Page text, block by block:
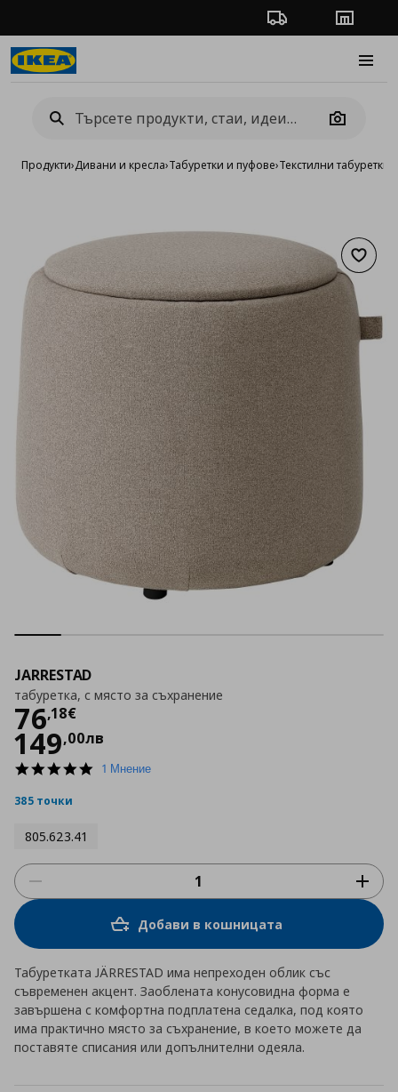
Проследяване на
Camera
Продукти›Дивани и кресла›Табуретки и пуфове›Текстилни табуретки
JARRESTAD
табуретка, с място за съхранение
76,18€
Цена
149,00лв
5.01 Мнение
385 точки
805.623.41
Добави в кошницата
Табуретката JÄRRESTAD има непреходен облик със
съвременен акцент. Заоблената конусовидна форма е
завършена с комфортна подплатена седалка, под която
има практично място за съхранение, в което можете да
поставяте списания или допълнителни одеяла.